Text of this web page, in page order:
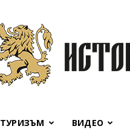
ТУРИЗЪМ ВИДЕО